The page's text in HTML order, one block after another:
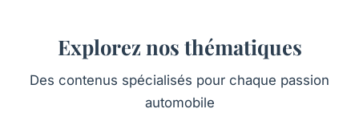
Explorez nos thématiques
Des contenus spécialisés pour chaque passion
automobile